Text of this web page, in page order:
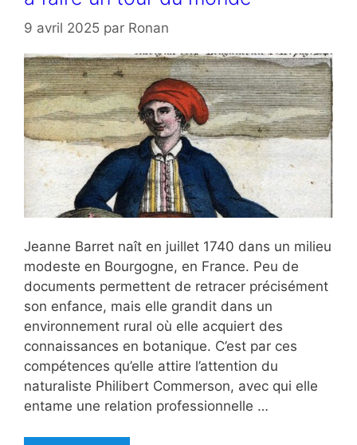
9 avril 2025 par Ronan
Jeanne Barret naît en juillet 1740 dans un milieu
modeste en Bourgogne, en France. Peu de
documents permettent de retracer précisément
son enfance, mais elle grandit dans un
environnement rural où elle acquiert des
connaissances en botanique. C’est par ces
compétences qu’elle attire l’attention du
naturaliste Philibert Commerson, avec qui elle
entame une relation professionnelle …